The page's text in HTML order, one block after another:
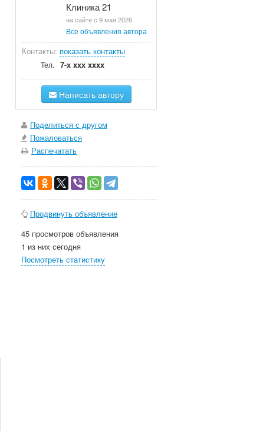
Клиника 21
на сайте с 9 мая 2026
Все объявления автора
Контакты: показать контакты
Тел. 7-x xxx xxxx
Написать автору
Поделиться с другом
Пожаловаться
Распечатать
Продвинуть объявление
45 просмотров объявления
1 из них сегодня
Посмотреть статистику